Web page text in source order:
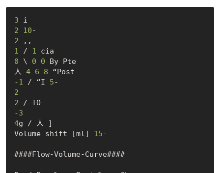
3
2
10
2
1 / 1
0 \ 0 0 By Pte
人 4 6 8
-1 / “I 5
2
2
/ TO
-3
4g / 人 ]
Volume shift [ml] 15-
####Flow-Volume-Curve####